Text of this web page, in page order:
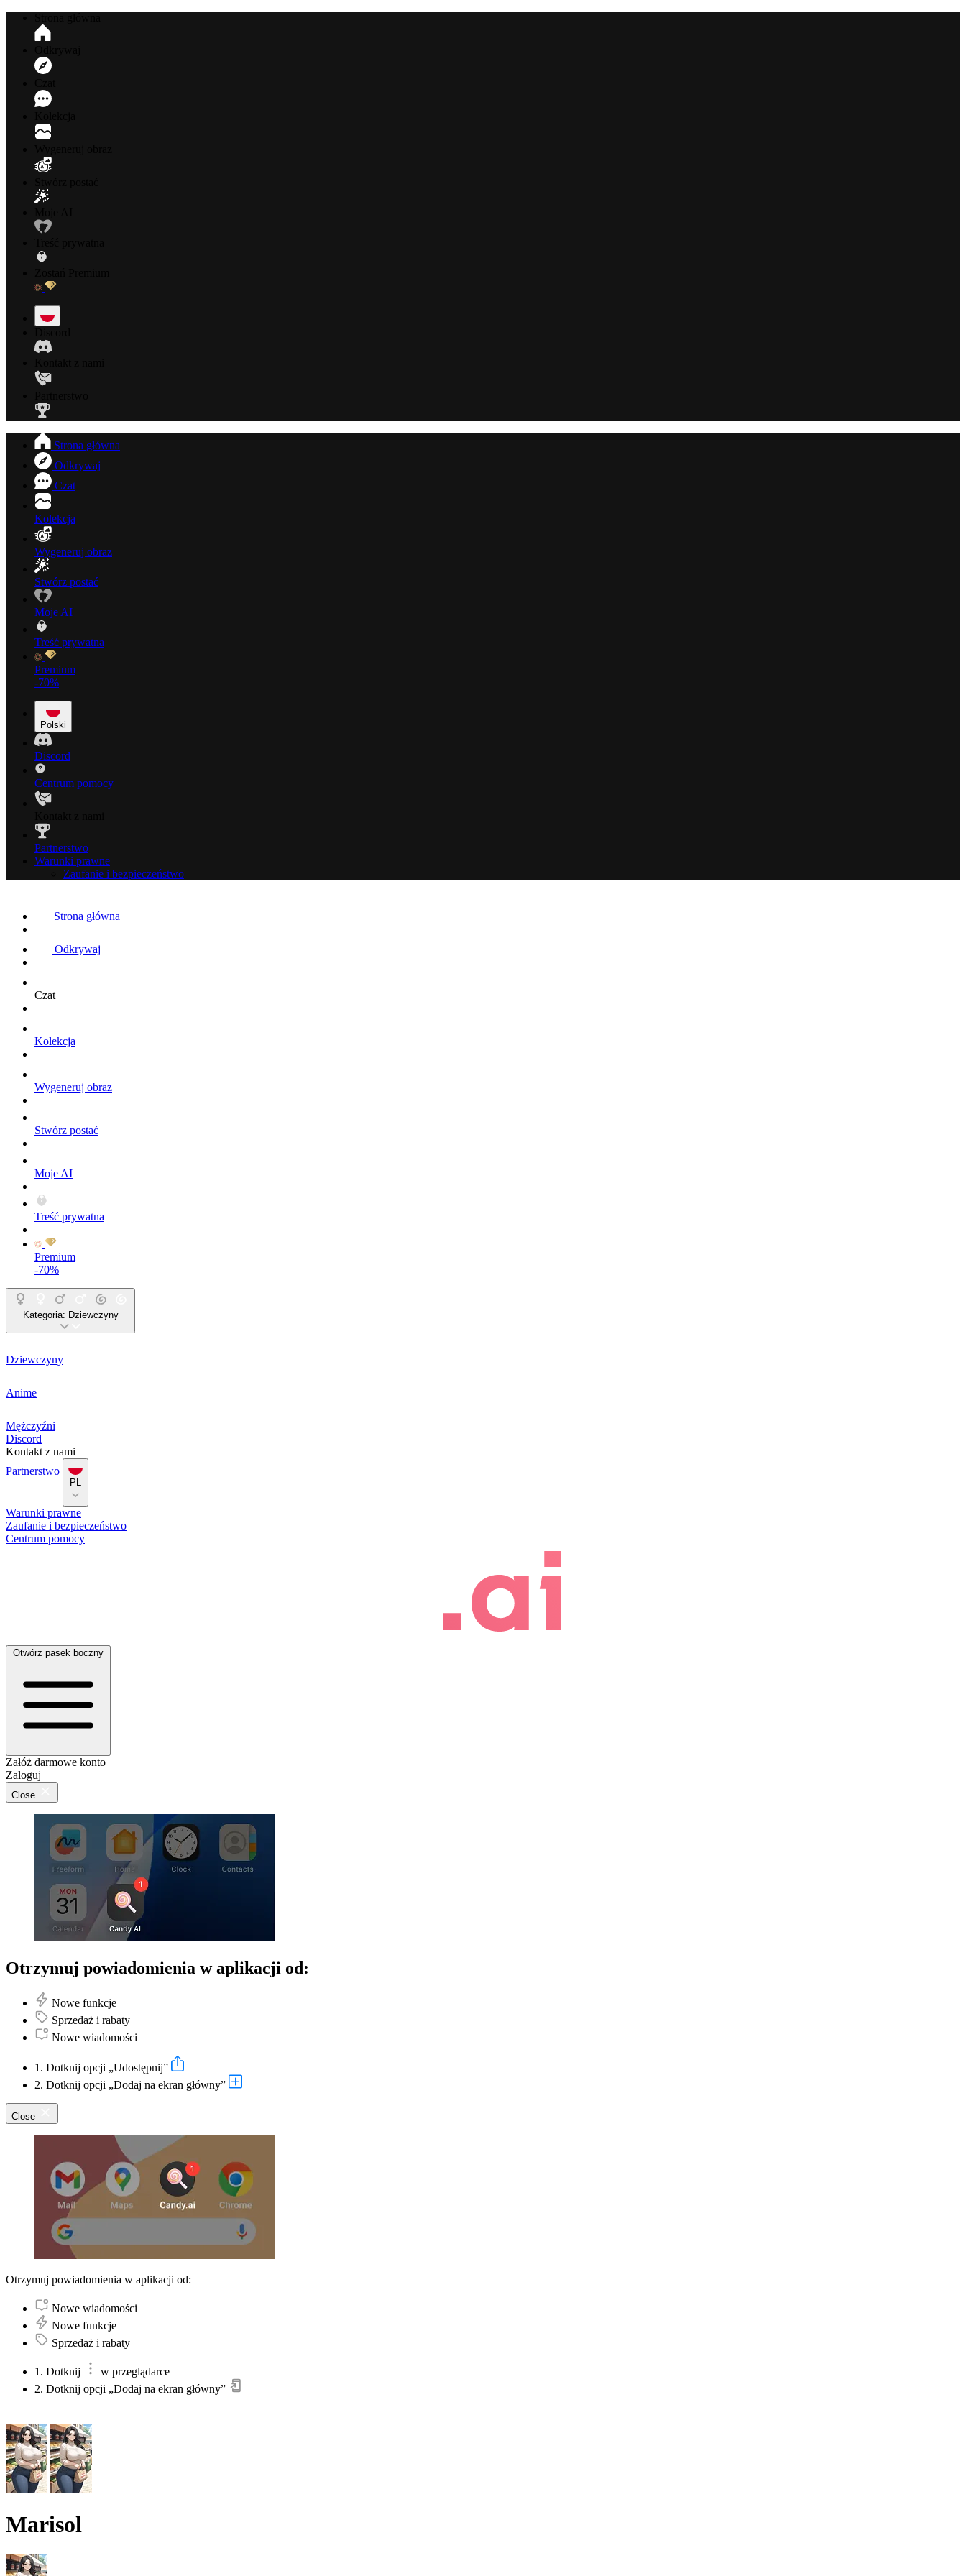
Strona główna
Odkrywaj
Czat
Kolekcja
Wygeneruj obraz
Stwórz postać
Moje AI
Treść prywatna
Premium
-70%
Polski
Discord
Centrum pomocy
Partnerstwo
Warunki prawne
Zaufanie i bezpieczeństwo
Strona główna
Odkrywaj
Czat
Kolekcja
Wygeneruj obraz
Stwórz postać
Moje AI
Treść prywatna
Premium
-70%
Kategoria: Dziewczyny
Dziewczyny
Anime
Mężczyźni
Discord
Kontakt z nami
Partnerstwo
PL
Warunki prawne
Zaufanie i bezpieczeństwo
Centrum pomocy
Otwórz pasek boczny
Załóż darmowe konto
Zaloguj
Close
Otrzymuj powiadomienia w aplikacji od:
Nowe funkcje
Sprzedaż i rabaty
Nowe wiadomości
1. Dotknij opcji „Udostępnij”
2. Dotknij opcji „Dodaj na ekran główny”
Close
Otrzymuj powiadomienia w aplikacji od:
Nowe wiadomości
Nowe funkcje
Sprzedaż i rabaty
1. Dotknij
w przeglądarce
2. Dotknij opcji „Dodaj na ekran główny”
Marisol